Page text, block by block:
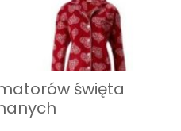
święta